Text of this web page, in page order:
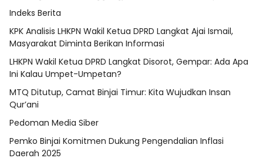
Indeks Berita
KPK Analisis LHKPN Wakil Ketua DPRD Langkat Ajai Ismail,
Masyarakat Diminta Berikan Informasi
LHKPN Wakil Ketua DPRD Langkat Disorot, Gempar: Ada Apa
Ini Kalau Umpet-Umpetan?
MTQ Ditutup, Camat Binjai Timur: Kita Wujudkan Insan
Qur’ani
Pedoman Media Siber
Pemko Binjai Komitmen Dukung Pengendalian Inflasi
Daerah 2025